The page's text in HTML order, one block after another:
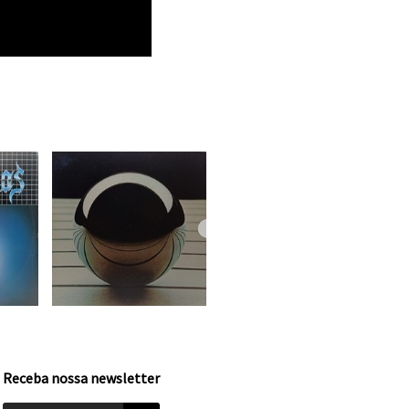
Receba nossa newsletter